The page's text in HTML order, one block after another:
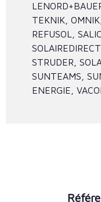
TEKNIK,
REFUSOL,
STRUDER,
SUNTEAMS,
ENERGIE,